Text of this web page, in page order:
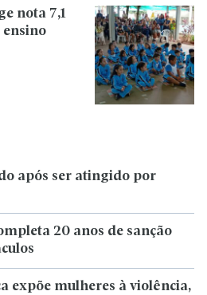
nota 7,1
ensino
após ser atingido por
20 anos de sanção
expõe mulheres à violência,